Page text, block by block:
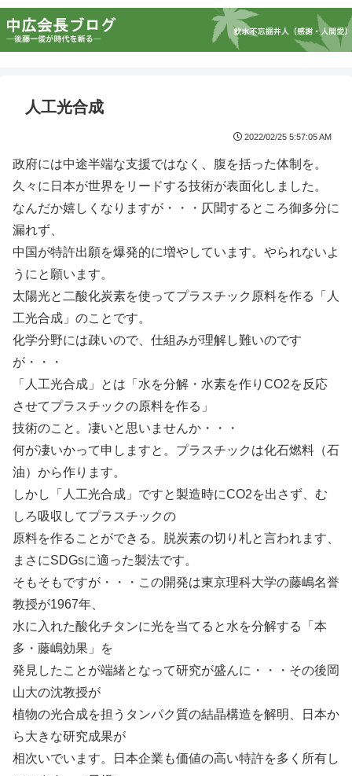
人工光合成
2022/02/25 5:57:05 AM
政府には中途半端な支援ではなく、腹を括った体制を。
久々に日本が世界をリードする技術が表面化しました。
なんだか嬉しくなりますが・・・仄聞するところ御多分に
漏れず、
中国が特許出願を爆発的に増やしています。やられないよ
うにと願います。
太陽光と二酸化炭素を使ってプラスチック原料を作る「人
工光合成」のことです。
化学分野には疎いので、仕組みが理解し難いのです
が・・・
「人工光合成」とは「水を分解・水素を作りCO2を反応
させてプラスチックの原料を作る」
技術のこと。凄いと思いませんか・・・
何が凄いかって申しますと。プラスチックは化石燃料（石
油）から作ります。
しかし「人工光合成」ですと製造時にCO2を出さず、む
しろ吸収してプラスチックの
原料を作ることができる。脱炭素の切り札と言われます、
まさにSDGsに適った製法です。
そもそもですが・・・この開発は東京理科大学の藤嶋名誉
教授が1967年、
水に入れた酸化チタンに光を当てると水を分解する「本
多・藤嶋効果」を
発見したことが端緒となって研究が盛んに・・・その後岡
山大の沈教授が
植物の光合成を担うタンパク質の結晶構造を解明、日本か
ら大きな研究成果が
相次いでいます。日本企業も価値の高い特許を多く所有し